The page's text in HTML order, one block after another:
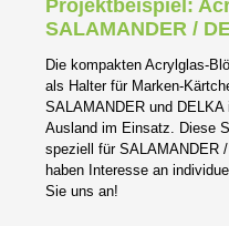
Projektbeispiel:
SALAMANDER /
Die kompakten Acrylglas-
als Halter für Marken-
SALAMANDER und
Ausland im Einsatz. Diese
speziell für SALAMANDER
haben Interesse an
Sie uns an!